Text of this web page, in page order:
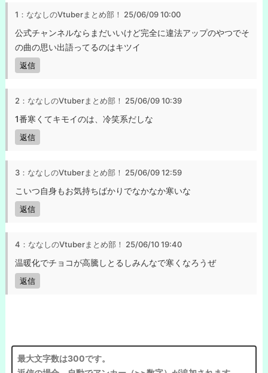
1：ななしのVtuberまとめ部！ 25/06/09 10:00
公式チャンネルならまだいいけど完全に違法アップのやつでそ
の曲の思い出語ってるのはキツイ
返信
2：ななしのVtuberまとめ部！ 25/06/09 10:39
1番寒くてキモイのは、冷笑系だしな
返信
3：ななしのVtuberまとめ部！ 25/06/09 12:59
こいつ自身もお気持ちばかりでなかなか寒いな
返信
4：ななしのVtuberまとめ部！ 25/06/10 19:40
温暖化でチョコが高騰しとるしみんなで寒くなろうぜ
返信